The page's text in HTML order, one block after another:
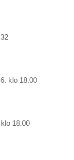
klo 18.00
18.00